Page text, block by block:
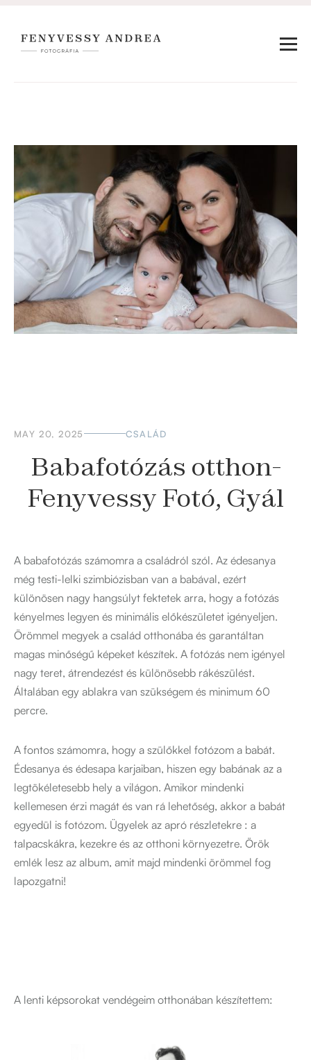
MAY 20, 2025 CSALÁD
Babafotózás otthon-
Fenyvessy Fotó, Gyál
A babafotózás számomra a családról szól. Az édesanya
még testi-lelki szimbiózisban van a babával, ezért
különösen nagy hangsúlyt fektetek arra, hogy a fotózás
kényelmes legyen és minimális előkészületet igényeljen.
Örömmel megyek a család otthonába és garantáltan
magas minőségű képeket készítek. A fotózás nem igényel
nagy teret, átrendezést és különösebb rákészülést.
Általában egy ablakra van szükségem és minimum 60
percre.
A fontos számomra, hogy a szülőkkel fotózom a babát.
Édesanya és édesapa karjaiban, hiszen egy babának az a
legtökéletesebb hely a világon. Amikor mindenki
kellemesen érzi magát és van rá lehetőség, akkor a babát
egyedül is fotózom. Ügyelek az apró részletekre : a
talpacskákra, kezekre és az otthoni környezetre. Örök
emlék lesz az album, amit majd mindenki örömmel fog
lapozgatni!
A lenti képsorokat vendégeim otthonában készítettem: